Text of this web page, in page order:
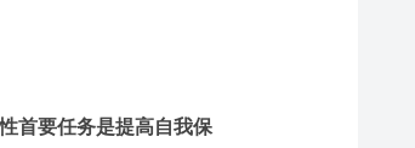
首要任务是提高自我保